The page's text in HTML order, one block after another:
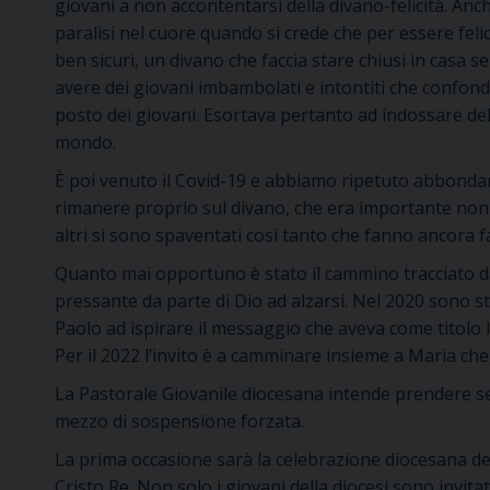
giovani a non accontentarsi della divano-felicità.
paralisi nel cuore quando si crede che per essere
ben sicuri, un divano che faccia stare chiusi in casa
avere dei giovani imbambolati e intontiti che
posto dei giovani. Esortava pertanto ad indossare
mondo.
È poi venuto il Covid-19 e abbiamo ripetuto
rimanere proprio sul divano, che era importante
altri si sono spaventati così tanto che fanno ancora
Quanto mai opportuno è stato il cammino tracciato
pressante da parte di Dio ad alzarsi. Nel 2020 sono
Paolo ad ispirare il messaggio che aveva come
Per il 2022 l’invito è a camminare insieme a Maria
La Pastorale Giovanile diocesana intende prendere
mezzo di sospensione forzata.
La prima occasione sarà la celebrazione diocesana